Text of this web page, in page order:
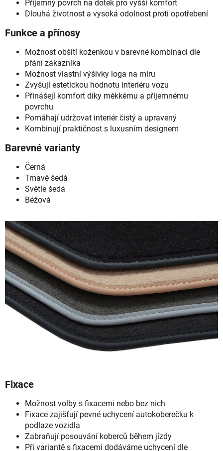
Příjemný povrch na dotek pro vyšší komfort
Dlouhá životnost a vysoká odolnost proti opotřebení
Funkce a přínosy
Možnost obšití koženkou v barevné kombinaci dle
přání zákazníka
Možnost vlastní výšivky loga na míru
Zvyšují estetickou hodnotu interiéru vozu
Přinášejí komfort díky měkkému a příjemnému
povrchu
Pomáhají udržovat interiér čistý a upravený
Kombinují praktičnost s luxusním designem
Barevné varianty
Černá
Tmavě šedá
Světle šedá
Béžová
Fixace
Možnost volby s fixacemi nebo bez nich
Fixace zajišťují pevné uchycení autokoberečku k
podlaze vozidla
Zabraňují posouvání koberců během jízdy
Při variantě s fixacemi dodáváme uchycení dle